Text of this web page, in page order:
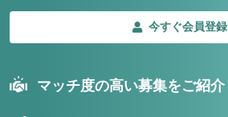
今すぐ会員登録
マッチ度の高い募集をご紹介